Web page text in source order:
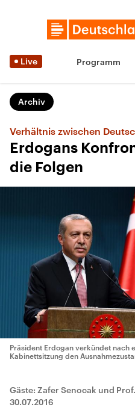
Live Programm
Archiv
Verhältnis zwischen
Erdogans
die Folgen
Präsident Erdogan verkündet nach
Kabinettsitzung den
Gäste: Zafer Senocak und
30.07.2016